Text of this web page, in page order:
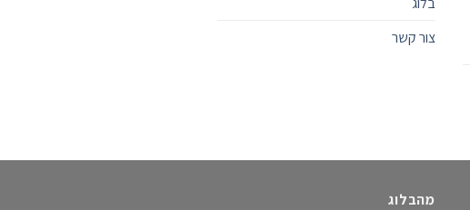
צור קשר
מהבלוג